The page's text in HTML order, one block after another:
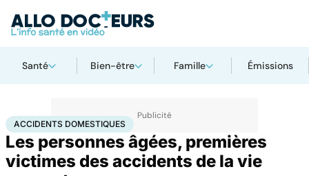
Santé Bien-être Famille Émissions
AccueilSanté MaladiesAccidents domestiques
ACCIDENTS DOMESTIQUES
Les personnes âgées, premières
victimes des accidents de la vie